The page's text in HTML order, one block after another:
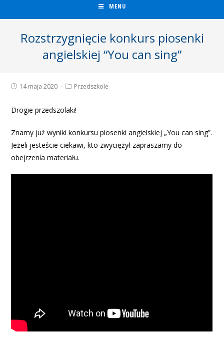
MENU
Rozstrzygnięcie konkurs piosenki
angielskiej “You can sing”
14 maja 2020 Przedszkole
Drogie przedszolaki!
Znamy już wyniki konkursu piosenki angielskiej „You can sing”.
Jeżeli jesteście ciekawi, kto zwyciężył zapraszamy do
obejrzenia materiału.